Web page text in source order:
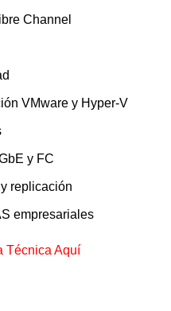
Channel
VMware y Hyper-V
y FC
replicación
empresariales
Técnica Aquí